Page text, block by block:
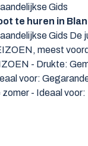
Gids
te huren in
Gids
meest
- Drukte:
voor:
- Ideaal